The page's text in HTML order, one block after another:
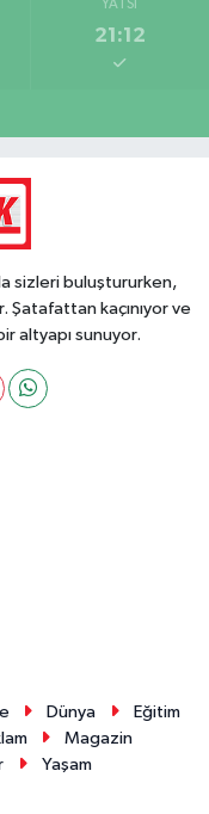
YATSI
21:12
sizleri buluştururken,
kaçınıyor ve
altyapı sunuyor.
Dünya
Eğitim
Magazin
Yaşam